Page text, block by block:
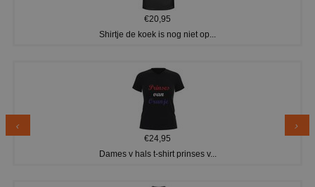
€20,95
Shirtje de koek is nog niet op...
€24,95
Dames v hals t-shirt prinses v...